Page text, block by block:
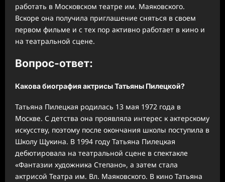
работать в Московском театре им. Маяковского.
Вскоре она получила приглашение сняться в своем
первом фильме и с тех пор активно работает в кино и
на театральной сцене.
Вопрос-ответ:
Какова биография актрисы Татьяны Пилецкой?
Татьяна Пилецкая родилась 13 мая 1972 года в
Москве. С детства она проявляла интерес к актерскому
искусству, поэтому после окончания школы поступила в
Школу Щукина. В 1994 году Татьяна Пилецкая
дебютировала на театральной сцене в спектакле
«Фантазии художника Степано», а затем стала
актрисой Театра им. Вл. Маяковского. В кино Татьяна